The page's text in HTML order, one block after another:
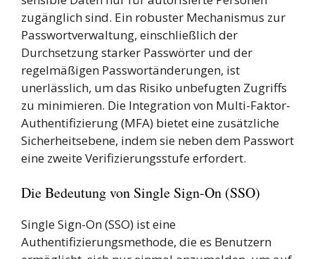
zugänglich sind. Ein robuster Mechanismus zur
Passwortverwaltung, einschließlich der
Durchsetzung starker Passwörter und der
regelmäßigen Passwortänderungen, ist
unerlässlich, um das Risiko unbefugten Zugriffs
zu minimieren. Die Integration von Multi-Faktor-
Authentifizierung (MFA) bietet eine zusätzliche
Sicherheitsebene, indem sie neben dem Passwort
eine zweite Verifizierungsstufe erfordert.
Die Bedeutung von Single Sign-On (SSO)
Single Sign-On (SSO) ist eine
Authentifizierungsmethode, die es Benutzern